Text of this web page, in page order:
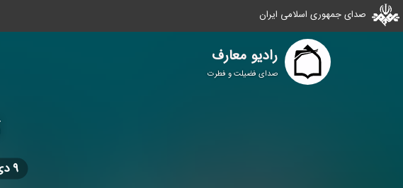
صدای جمهوری اسلامی ایران
رادیو معارف
صدای فضیلت و فطرت
۹ دی از ساعت ۸:۴۰ به مدت ۱۴۰ دقیقه